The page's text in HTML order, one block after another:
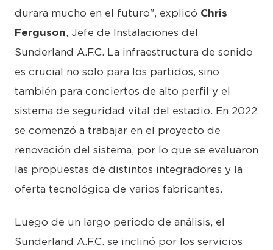
durara mucho en el futuro", explicó Chris
Ferguson, Jefe de Instalaciones del
Sunderland A.F.C. La infraestructura de sonido
es crucial no solo para los partidos, sino
también para conciertos de alto perfil y el
sistema de seguridad vital del estadio. En 2022
se comenzó a trabajar en el proyecto de
renovación del sistema, por lo que se evaluaron
las propuestas de distintos integradores y la
oferta tecnológica de varios fabricantes.
Luego de un largo periodo de análisis, el
Sunderland A.F.C. se inclinó por los servicios